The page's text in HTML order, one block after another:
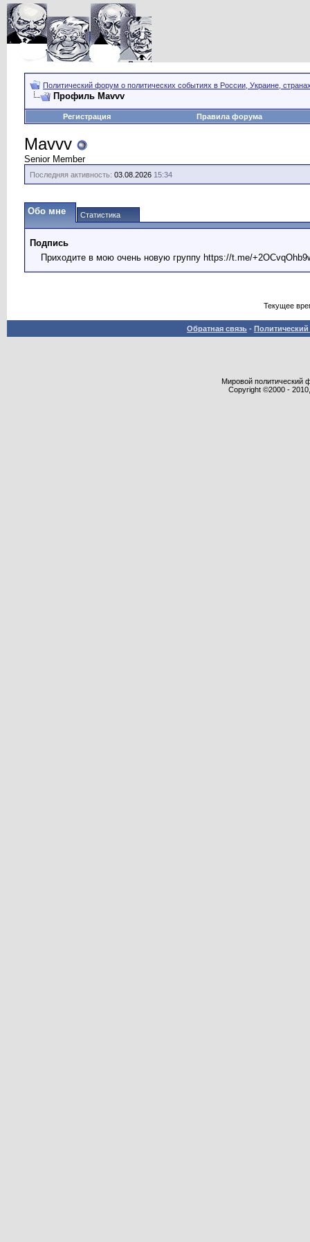
Политический форум о политических событиях в России, Украине,
Профиль Mavvv
Регистрация Правила форума
Mavvv
Senior Member
Последняя активность: 03.08.2026 15:34
Обо мне Статистика
Подпись
Приходите в мою очень новую группу https://t.me/
Текущее
Обратная связь -
Мировой политический
Copyright ©2000 -